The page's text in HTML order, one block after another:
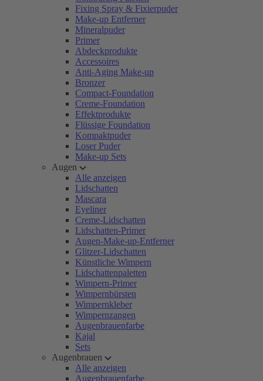
Fixing Spray & Fixierpuder
Make-up Entferner
Mineralpuder
Primer
Abdeckprodukte
Accessoires
Anti-Aging Make-up
Bronzer
Compact-Foundation
Creme-Foundation
Effektprodukte
Flüssige Foundation
Kompaktpuder
Loser Puder
Make-up Sets
Augen
Alle anzeigen
Lidschatten
Mascara
Eyeliner
Creme-Lidschatten
Lidschatten-Primer
Augen-Make-up-Entferner
Glitzer-Lidschatten
Künstliche Wimpern
Lidschattenpaletten
Wimpern-Primer
Wimpernbürsten
Wimpernkleber
Wimpernzangen
Augenbrauenfarbe
Kajal
Sets
Augenbrauen
Alle anzeigen
Augenbrauenfarbe